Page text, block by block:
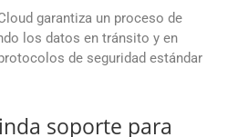
garantiza un proceso de
los datos en tránsito y en
de seguridad estándar
soporte para